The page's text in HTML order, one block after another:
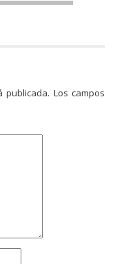
publicada. Los campos